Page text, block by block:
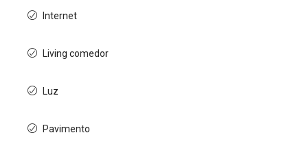
Internet
Living comedor
Luz
Pavimento